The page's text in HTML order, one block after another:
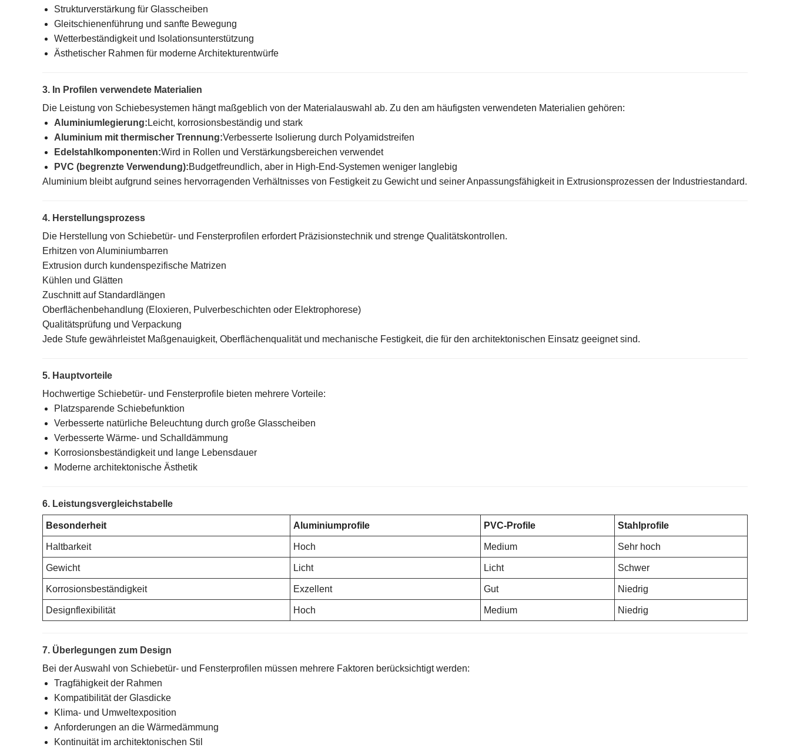
Strukturverstärkung für Glasscheiben
Gleitschienenführung und sanfte Bewegung
Wetterbeständigkeit und Isolationsunterstützung
Ästhetischer Rahmen für moderne Architekturentwürfe
3. In Profilen verwendete Materialien
Die Leistung von Schiebesystemen hängt maßgeblich von der Materialauswahl ab. Zu den am häufigsten verwendeten Materialien gehören:
Aluminiumlegierung: Leicht, korrosionsbeständig und stark
Aluminium mit thermischer Trennung:Verbesserte Isolierung durch Polyamidstreifen
Edelstahlkomponenten:Wird in Rollen und Verstärkungsbereichen verwendet
PVC (begrenzte Verwendung):Budgetfreundlich, aber in High-End-Systemen weniger langlebig
Aluminium bleibt aufgrund seines hervorragenden Verhältnisses von Festigkeit zu Gewicht und seiner Anpassungsfähigkeit in Extrusionsprozessen der Industriestandard.
4. Herstellungsprozess
Die Herstellung von Schiebetür- und Fensterprofilen erfordert Präzisionstechnik und strenge Qualitätskontrollen.
Erhitzen von Aluminiumbarren
Extrusion durch kundenspezifische Matrizen
Kühlen und Glätten
Zuschnitt auf Standardlängen
Oberflächenbehandlung (Eloxieren, Pulverbeschichten oder Elektrophorese)
Qualitätsprüfung und Verpackung
Jede Stufe gewährleistet Maßgenauigkeit, Oberflächenqualität und mechanische Festigkeit, die für den architektonischen Einsatz geeignet sind.
5. Hauptvorteile
Hochwertige Schiebetür- und Fensterprofile bieten mehrere Vorteile:
Platzsparende Schiebefunktion
Verbesserte natürliche Beleuchtung durch große Glasscheiben
Verbesserte Wärme- und Schalldämmung
Korrosionsbeständigkeit und lange Lebensdauer
Moderne architektonische Ästhetik
6. Leistungsvergleichstabelle
Besonderheit Aluminiumprofile PVC-Profile Stahlprofile
Haltbarkeit Hoch Medium Sehr hoch
Gewicht Licht Licht Schwer
Korrosionsbeständigkeit Exzellent Gut Niedrig
Designflexibilität Hoch Medium Niedrig
7. Überlegungen zum Design
Bei der Auswahl von Schiebetür- und Fensterprofilen müssen mehrere Faktoren berücksichtigt werden:
Tragfähigkeit der Rahmen
Kompatibilität der Glasdicke
Klima- und Umweltexposition
Anforderungen an die Wärmedämmung
Kontinuität im architektonischen Stil